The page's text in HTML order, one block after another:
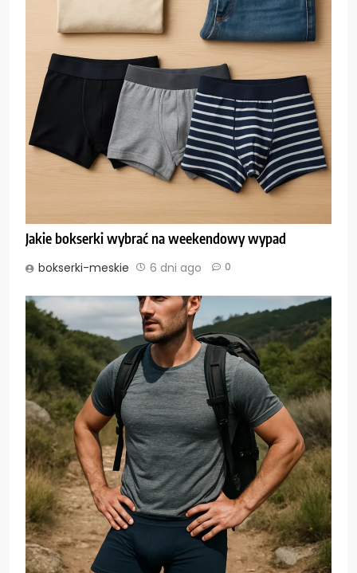
Jakie bokserki wybrać na weekendowy wypad
bokserki-meskie 6 dni ago 0